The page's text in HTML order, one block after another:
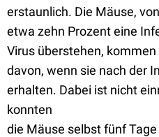
erstaunlich. Die Mäuse,
etwa zehn Prozent eine
Virus überstehen,
davon, wenn sie nach der
erhalten. Dabei ist nicht
konnten
die Mäuse selbst fünf